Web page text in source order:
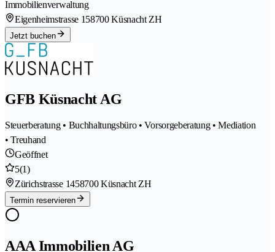
Immobilienverwaltung
Eigenheimstrasse 158700 Küsnacht ZH
Jetzt buchen
GFB Küsnacht AG
Steuerberatung • Buchhaltungsbüro • Vorsorgeberatung • Mediation
• Treuhand
Geöffnet
5(1)
Zürichstrasse 1458700 Küsnacht ZH
Termin reservieren
AAA Immobilien AG